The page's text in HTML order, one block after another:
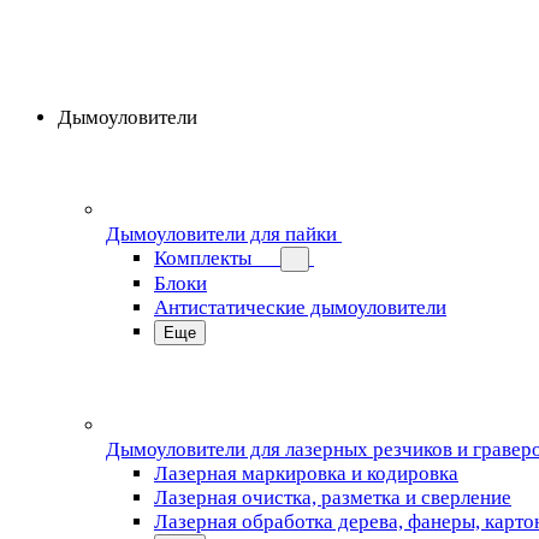
Дымоуловители
Дымоуловители для пайки
Комплекты
Блоки
Антистатические дымоуловители
Еще
Дымоуловители для лазерных резчиков и
Лазерная маркировка и кодировка
Лазерная очистка, разметка и сверление
Лазерная обработка дерева, фанеры,